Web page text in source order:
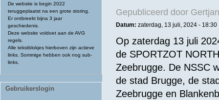
De website is begin 2022
teruggeplaatst na een grote storing.
Er ontbreekt bijna 3 jaar
geschiedenis.
Deze website voldoet aan de AVG
regels.
Alle tekstblokjes hierboven zijn actieve
links. Sommige hebben ook nog sub-
links.
Gebruikerslogin
Gepubliceerd door
Datum: zaterdag, 13 juli, 2024 - 18:30
Op zaterdag 13 juli
de SPORTZOT
Zeebrugge. De NSSC
de stad Brugge, de
Zeebrugge en